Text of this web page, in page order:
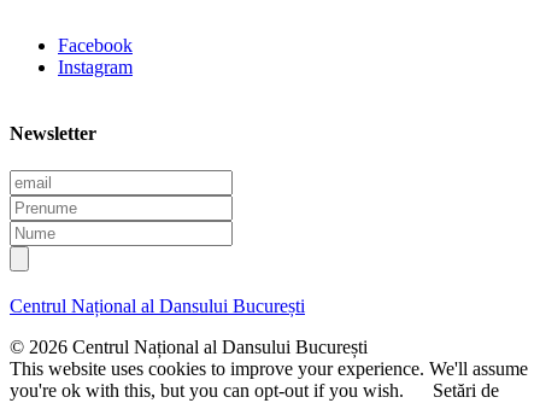
Facebook
Instagram
Newsletter
E
m
a
i
l
P
r
e
n
m
N
u
m
e
Centrul Național al Dansului București
© 2026 Centrul Național al Dansului București
This website uses cookies to improve your experience. We'll assume
you're ok with this, but you can opt-out if you wish.
Setări de